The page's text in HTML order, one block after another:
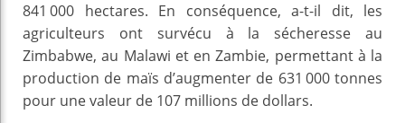
841 000 hectares. En conséquence, a-t-il dit, les
agriculteurs ont survécu à la sécheresse au
Zimbabwe, au Malawi et en Zambie, permettant à la
production de maïs d’augmenter de 631 000 tonnes
pour une valeur de 107 millions de dollars.